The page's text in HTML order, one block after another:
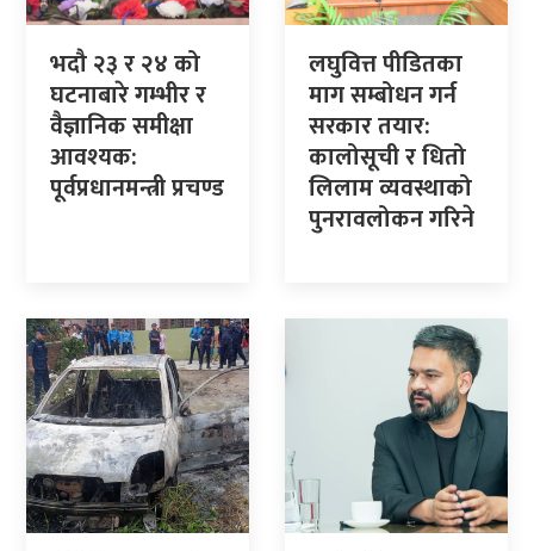
भदौ २३ र २४ को
घटनाबारे गम्भीर र
वैज्ञानिक समीक्षा
आवश्यक:
पूर्वप्रधानमन्त्री प्रचण्ड
लघुवित्त पीडितका
माग सम्बोधन गर्न
सरकार तयार:
कालोसूची र धितो
लिलाम व्यवस्थाको
पुनरावलोकन गरिने